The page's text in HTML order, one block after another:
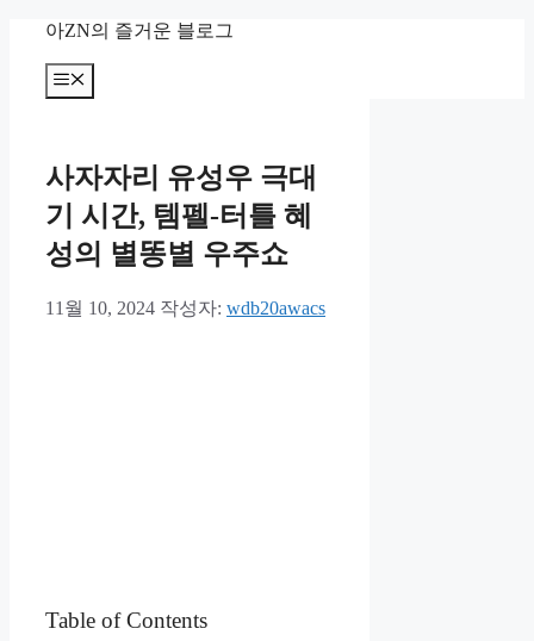
아ZN의 즐거운 블로그
메
뉴
사자자리 유성우 극대
기 시간, 템펠-터틀 혜
성의 별똥별 우주쇼
11월 10, 2024 작성자: wdb20awacs
Table of Contents